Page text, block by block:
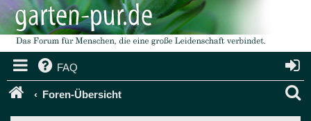
FAQ
Foren-Übersicht